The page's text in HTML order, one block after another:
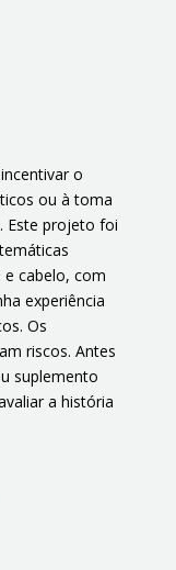
o
ou à toma
Este projeto foi
e cabelo, com
experiência
Os
riscos. Antes
suplemento
a história